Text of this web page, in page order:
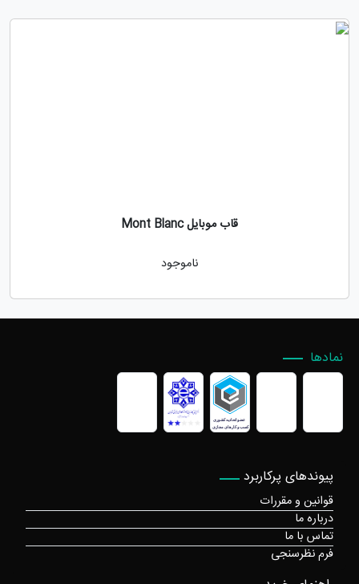
قاب موبایل Mont Blanc
ناموجود
پیوندهای پرکاربرد
قوانین و مقررات
درباره ما
تماس با ما
فرم نظرسنجی
نمادها